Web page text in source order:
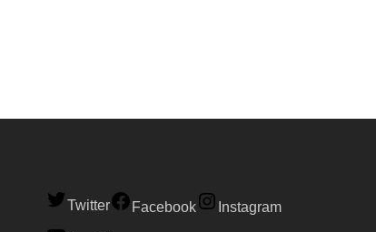
Twitter Facebook Instagram